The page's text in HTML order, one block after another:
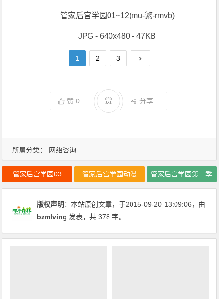
所属分类： 网络咨询
管家后宫学园01~12(mu-繁-rmvb)
JPG - 640x480 - 47KB
1 2 3
赞0 赏 分享
管家后宫学园03 管家后宫学园动漫 管家后宫学园第一季
版权声明：本站原创文章，于2015-09-20 13:09:06，由
bzmlving 发表，共 378 字。